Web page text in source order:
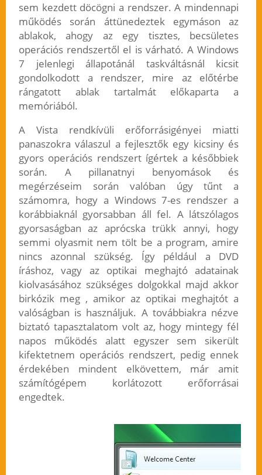
sem kezdett döcögni a rendszer. A mindennapi
működés során áttünedeztek egymáson az
ablakok, ahogy az egy tisztes, becsületes
operációs rendszertől el is várható. A Windows
7 jelenlegi állapotánál taskváltásnál kicsit
gondolkodott a rendszer, mire az előtérbe
rángatott ablak tartalmát előkaparta a
memóriából.
A Vista rendkívüli erőforrásigényei miatti
panaszokra válaszul a fejlesztők egy kicsiny és
gyors operációs rendszert ígértek a későbbiek
során. A pillanatnyi benyomások és
megérzéseim során valóban úgy tűnt a
számomra, hogy a Windows 7-es rendszer a
korábbiaknál gyorsabban áll fel. A látszólagos
gyorsaságban az aprócska trükk annyi, hogy
semmi olyasmit nem tölt be a program, amire
nincs azonnal szükség. Így például a DVD
íráshoz, vagy az optikai meghajtó adatainak
kiolvasásához szükséges dolgokkal majd akkor
birkózik meg , amikor az optikai meghajtót a
valóságban is használjuk. A továbbiakra nézve
biztató tapasztalatom volt az, hogy mintegy fél
napos működés alatt egyszer sem sikerült
kifektetnem operációs rendszert, pedig ennek
érdekében mindent elkövettem, már amit
számítógépem korlátozott erőforrásai
engedtek.